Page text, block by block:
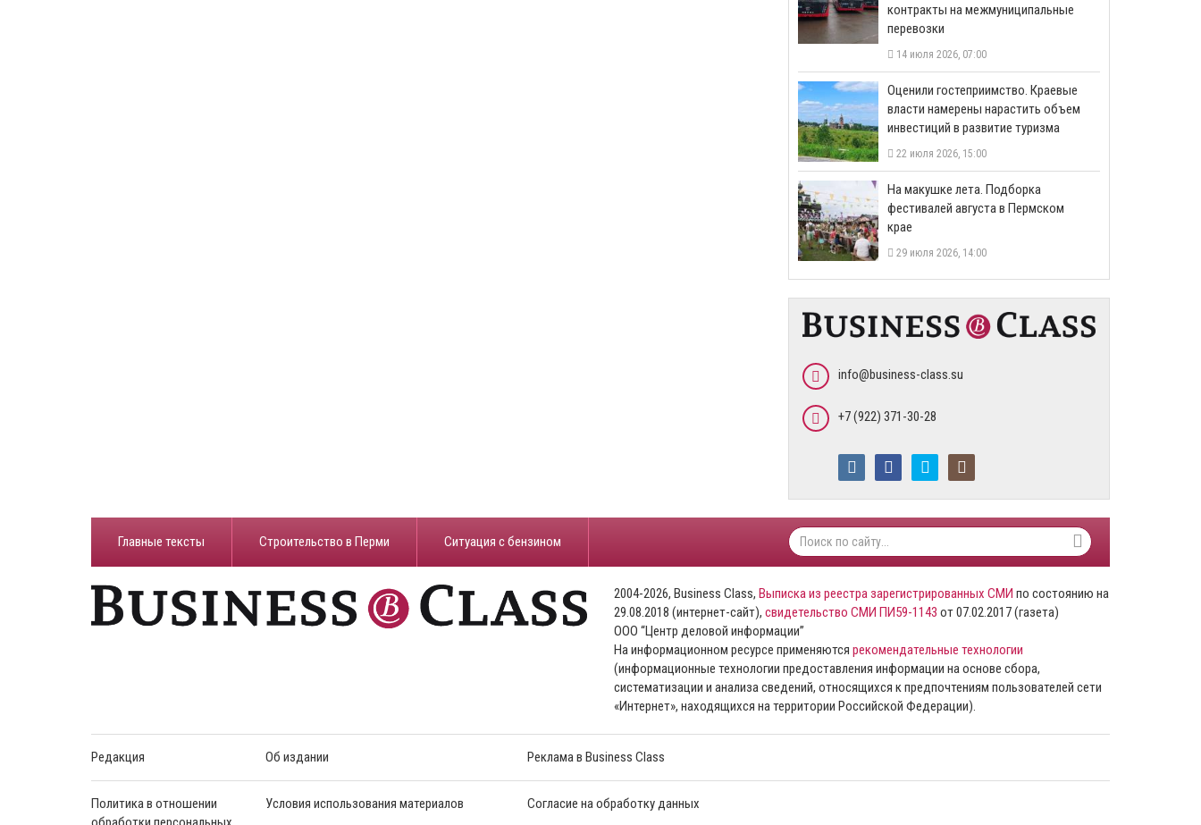
контракты на межмуниципальные
перевозки
14 июля 2026, 07:00
Оценили гостеприимство. Краевые
власти намерены нарастить объем
инвестиций в развитие туризма
22 июля 2026, 15:00
На макушке лета. Подборка
фестивалей августа в Пермском
крае
29 июля 2026, 14:00
info@business-class.su
+7 (922) 371-30-28
Главные тексты Строительство в Перми ​Ситуация с бензином
2004-2026, Business Class, Выписка из реестра зарегистрированных СМИ по состоянию на
29.08.2018 (интернет-сайт), свидетельство СМИ ПИ59-1143 от 07.02.2017 (газета)
ООО “Центр деловой информации”
На информационном ресурсе применяются рекомендательные технологии
(информационные технологии предоставления информации на основе сбора,
систематизации и анализа сведений, относящихся к предпочтениям пользователей сети
«Интернет», находящихся на территории Российской Федерации).
Редакция Об издании Реклама в Business Class
Политика в отношении
Условия использования материалов Согласие на обработку данных